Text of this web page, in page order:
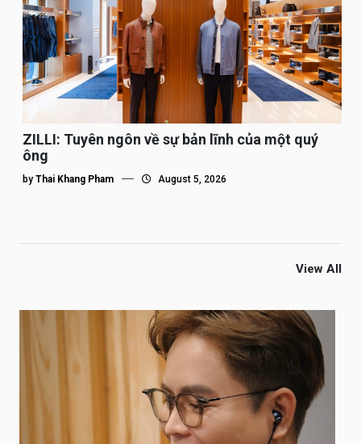
ZILLI: Tuyên ngôn về sự bản lĩnh của một quý
ông
by Thai Khang Pham August 5, 2026
View All